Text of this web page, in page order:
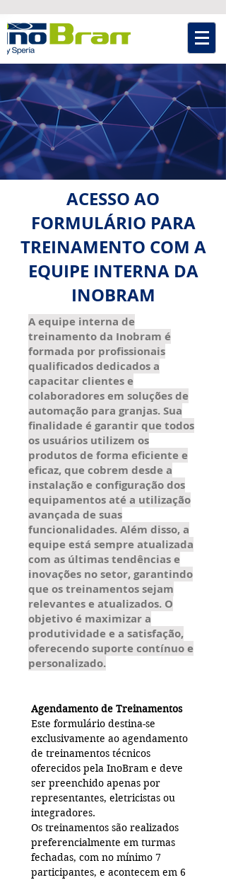
ACESSO AO
FORMULÁRIO PARA
TREINAMENTO COM A
EQUIPE INTERNA DA
INOBRAM
A equipe interna de
treinamento da Inobram é
formada por profissionais
qualificados dedicados a
capacitar clientes e
colaboradores em soluções de
automação para granjas. Sua
finalidade é garantir que todos
os usuários utilizem os
produtos de forma eficiente e
eficaz, que cobrem desde a
instalação e configuração dos
equipamentos até a utilização
avançada de suas
funcionalidades. Além disso, a
equipe está sempre atualizada
com as últimas tendências e
inovações no setor, garantindo
que os treinamentos sejam
relevantes e atualizados. O
objetivo é maximizar a
produtividade e a satisfação,
oferecendo suporte contínuo e
personalizado.
Agendamento de Treinamentos
Este formulário destina-se
exclusivamente ao agendamento
de treinamentos técnicos
oferecidos pela InoBram e deve
ser preenchido apenas por
representantes, eletricistas ou
integradores.
Os treinamentos são realizados
preferencialmente em turmas
fechadas, com no mínimo 7
participantes, e acontecem em 6